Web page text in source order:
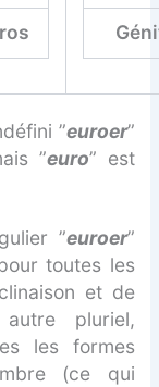
”euroer”
”euro” est
”euroer”
toutes les
et de
pluriel,
les formes
(ce qui